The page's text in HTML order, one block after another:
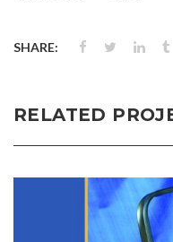
SHARE:
RELATED